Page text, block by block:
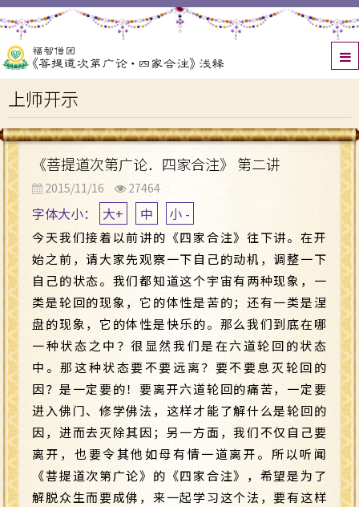
上师开示
《菩提道次第广论．四家合注》 第二讲
2015/11/16 27464
字体大小： 大+ 中 小 -
今天我们接着以前讲的《四家合注》往下讲。在开
始之前，请大家先观察一下自己的动机，调整一下
自己的状态。我们都知道这个宇宙有两种现象，一
类是轮回的现象，它的体性是苦的；还有一类是涅
盘的现象，它的体性是快乐的。那么我们到底在哪
一种状态之中？很显然我们是在六道轮回的状态
中。那这种状态要不要远离？要不要息灭轮回的
因？是一定要的！要离开六道轮回的痛苦，一定要
进入佛门、修学佛法，这样才能了解什么是轮回的
因，进而去灭除其因；另一方面，我们不仅自己要
离开，也要令其他如母有情一道离开。所以听闻
《菩提道次第广论》的《四家合注》，希望是为了
解脱众生而要成佛，来一起学习这个法，要有这样